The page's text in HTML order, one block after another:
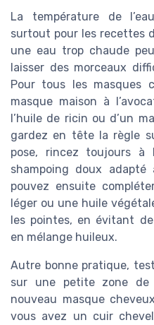
La température de
surtout pour les recettes
une eau trop chaude
laisser des morceaux
Pour tous les masques
masque maison à
l’huile de ricin ou d’un
gardez en tête la règle
pose, rincez toujours à
shampoing doux
pouvez ensuite
léger ou une huile
les pointes, en évitant
en mélange huileux.
Autre bonne pratique,
sur une petite zone
nouveau masque
vous avez un cuir